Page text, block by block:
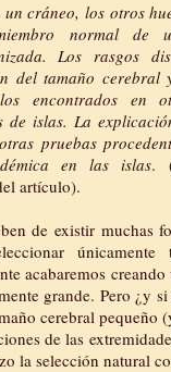
cráneo, los otros
normal de
Los rasgos
del tamaño cerebral
encontrados en
de islas. La
pruebas
en las islas.
artículo).
de existir muchas
acabaremos
grande. Pero ¿y
cerebral pequeño
de las
la selección natural